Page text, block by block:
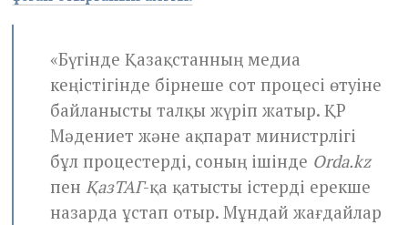
«Бүгінде Қазақстанның медиа
кеңістігінде бірнеше сот процесі өтуіне
байланысты талқы жүріп жатыр. ҚР
Мәдениет және ақпарат министрлігі
бұл процестерді, соның ішінде Orda.kz
пен ҚазТАГ-қа қатысты істерді ерекше
назарда ұстап отыр. Мұндай жағдайлар